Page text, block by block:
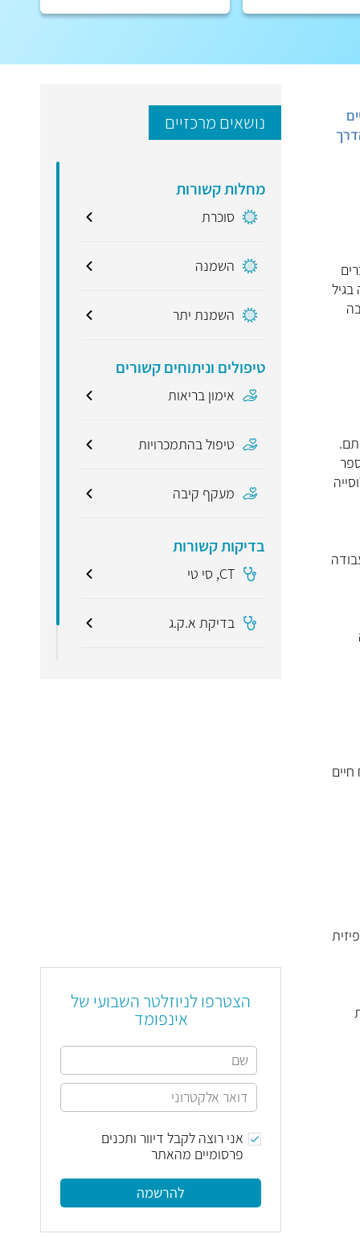
לעומת האוכלוסייה
העבודה
מ- 8% עובדים בעבודה פיזית
נושאים מרכזיים
מחלות קשורות
סוכרת
השמנה
השמנת יתר
טיפולים וניתוחים קשורים
אימון בריאות
טיפול בהתמכרויות
מעקף קיבה
בדיקות קשורות
CT, סי טי
בדיקת א.ק.ג
הצטרפו לניוזלטר השבועי של
אינפומד
אני רוצה לקבל דיוור ותכנים
פרסומיים מהאתר
להרשמה